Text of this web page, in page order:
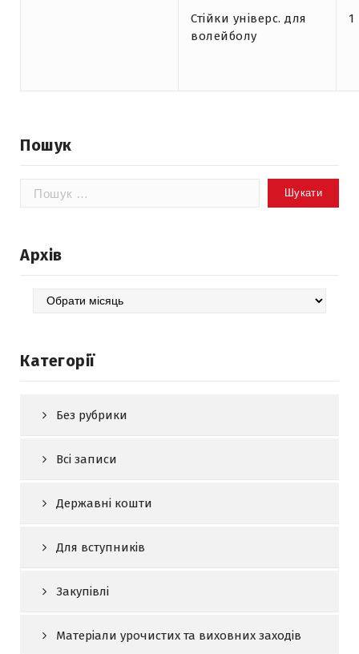
Стійки універс. для
волейболу
1
Пошук
Пошук:
Архів
Архів
Категорії
Без рубрики
Всі записи
Державні кошти
Для вступників
Закупівлі
Матеріали урочистих та виховних заходів